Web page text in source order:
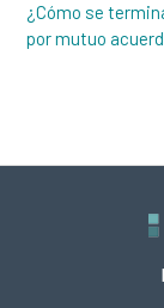
¿Cómo se
por mutuo